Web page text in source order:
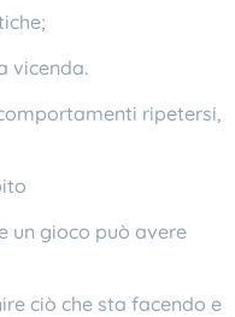
vicenda.
ripetersi,
un gioco può avere
ciò che sta facendo e